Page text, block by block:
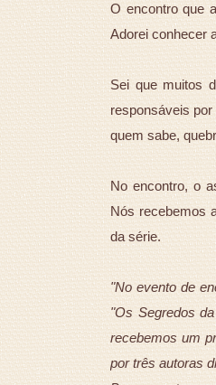
O encontro que
Adorei conhecer
Sei que muitos
responsáveis
quem sabe,
No encontro, o
Nós recebemos
da série.
"No evento de
"Os Segredos
recebemos um
por três autoras